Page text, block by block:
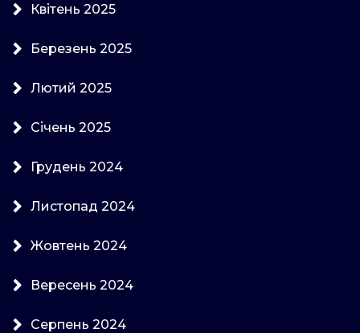
Квітень 2025
Березень 2025
Лютий 2025
Січень 2025
Грудень 2024
Листопад 2024
Жовтень 2024
Вересень 2024
Серпень 2024